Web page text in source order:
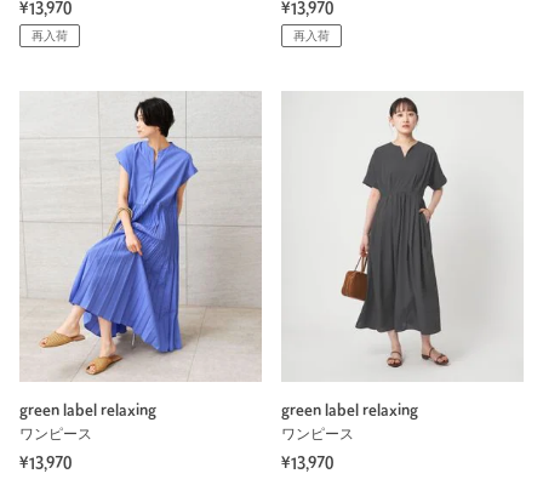
¥13,970
再入荷
¥13,970
再入荷
green label relaxing
ワンピース
¥13,970
green label relaxing
ワンピース
¥13,970